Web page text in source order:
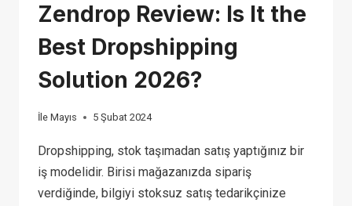
Zendrop Review: Is It the
Best Dropshipping
Solution 2026?
İle Mayıs 5 Şubat 2024
Dropshipping, stok taşımadan satış yaptığınız bir
iş modelidir. Birisi mağazanızda sipariş
verdiğinde, bilgiyi stoksuz satış tedarikçinize